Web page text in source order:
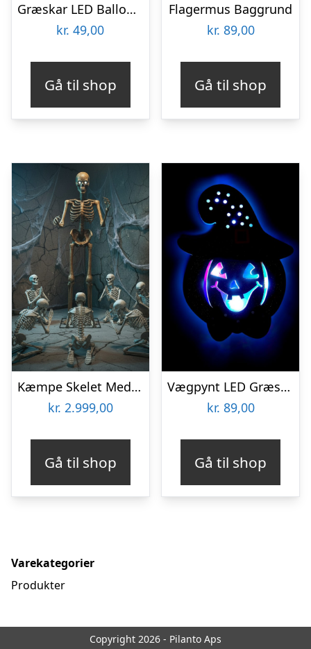
Græskar LED Balloner
kr. 49,00
Gå til shop
Flagermus Baggrund
kr. 89,00
Gå til shop
Kæmpe Skelet Med Lyd 240 cm
kr. 2.999,00
Gå til shop
Vægpynt LED Græskar
kr. 89,00
Gå til shop
Varekategorier
Produkter
Copyright 2026 - Pilanto Aps